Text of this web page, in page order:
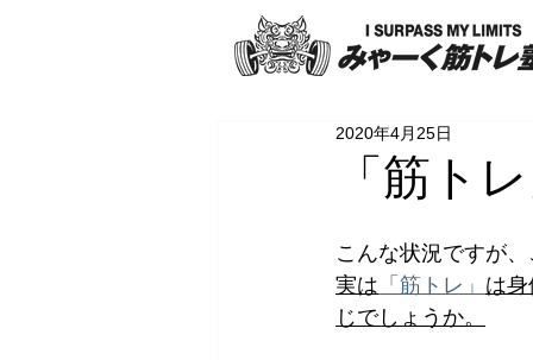
「筋ト
2020年4月25日
こんな状況ですが
実は 「筋トレ」 は
じでしょうか。